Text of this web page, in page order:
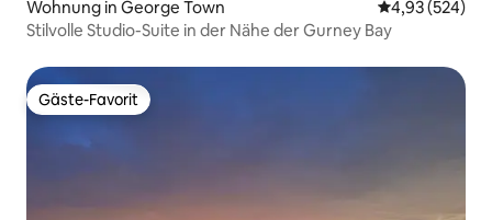
Wohnung in George Town
4,93 (524)
Stilvolle Studio-Suite in der Nähe der Gurney Bay
Gäste-Favorit
Gäste-Favorit